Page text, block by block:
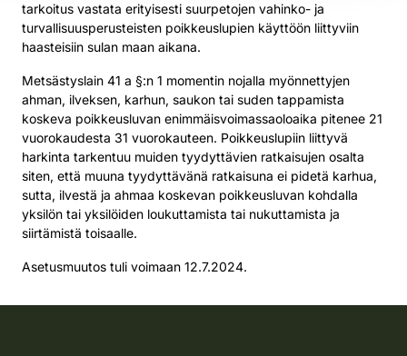
tarkoitus vastata erityisesti suurpetojen vahinko- ja
turvallisuusperusteisten poikkeuslupien käyttöön liittyviin
haasteisiin sulan maan aikana.
Metsästyslain 41 a §:n 1 momentin nojalla myönnettyjen
ahman, ilveksen, karhun, saukon tai suden tappamista
koskeva poikkeusluvan enimmäisvoimassaoloaika pitenee 21
vuorokaudesta 31 vuorokauteen. Poikkeuslupiin liittyvä
harkinta tarkentuu muiden tyydyttävien ratkaisujen osalta
siten, että muuna tyydyttävänä ratkaisuna ei pidetä karhua,
sutta, ilvestä ja ahmaa koskevan poikkeusluvan kohdalla
yksilön tai yksilöiden loukuttamista tai nukuttamista ja
siirtämistä toisaalle.
Asetusmuutos tuli voimaan 12.7.2024.